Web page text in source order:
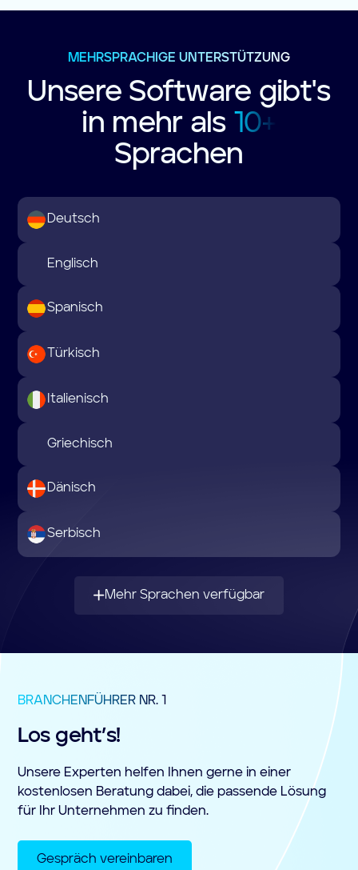
MEHRSPRACHIGE UNTERSTÜTZUNG
Unsere Software gibt's
in mehr als
10+
Sprachen
Deutsch
Englisch
Spanisch
Türkisch
Italienisch
Griechisch
Dänisch
Serbisch
Mehr Sprachen verfügbar
BRANCHENFÜHRER NR. 1
Los geht’s!
Unsere Experten helfen Ihnen gerne in einer
kostenlosen Beratung dabei, die passende Lösung
für Ihr Unternehmen zu finden.
Gespräch vereinbaren